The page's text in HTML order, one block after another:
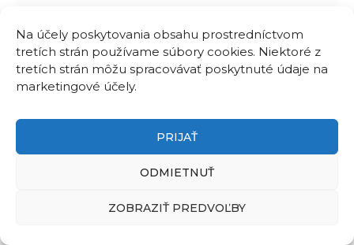
Na účely poskytovania obsahu prostredníctvom
tretích strán používame súbory cookies. Niektoré z
tretích strán môžu spracovávať poskytnuté údaje na
marketingové účely.
PRIJAŤ
ODMIETNUŤ
ZOBRAZIŤ PREDVOĽBY
Mgr., PhD.
Patrnčiak
Michal